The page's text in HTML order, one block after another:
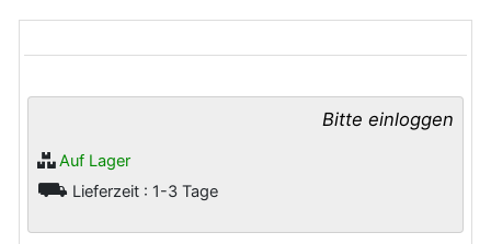
Bitte einloggen
Auf Lager
⛟ Lieferzeit : 1-3 Tage